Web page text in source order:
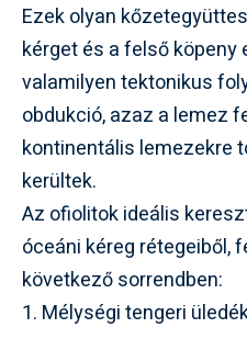
Ezek olyan
kérget és a felső köpeny
valamilyen tektonikus
obdukció, azaz a lemez
kontinentális lemezekre
kerültek.
Az ofiolitok ideális
óceáni kéreg rétegeiből,
következő sorrendben:
Mélységi tengeri